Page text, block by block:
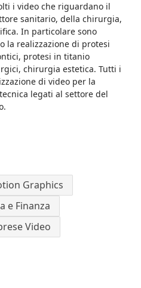
i video che riguardano il
sanitario, della chirurgia,
In particolare sono
la realizzazione di protesi
protesi in titanio
chirurgia estetica. Tutti i
di video per la
legati al settore del
Graphics
e Finanza
Video